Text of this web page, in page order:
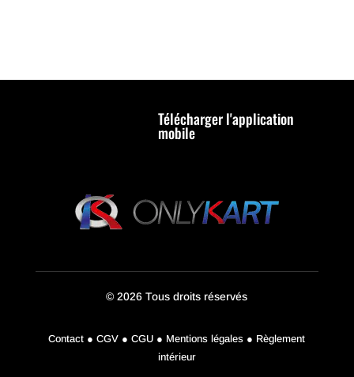
Télécharger l'application
mobile
© 2026 Tous droits réservés
Contact ● CGV ● CGU ● Mentions légales ● Règlement
intérieur